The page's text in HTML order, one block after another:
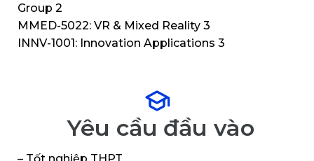
Group 2
MMED-5022: VR & Mixed Reality 3
INNV-1001: Innovation Applications 3
Yêu cầu đầu vào